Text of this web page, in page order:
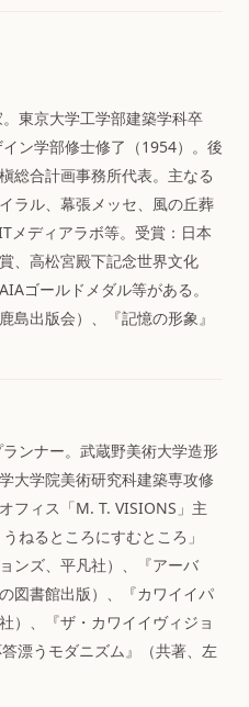
東京大学工学部建築学科卒
ン学部修士修了（1954）。後
総合計画事務所代表。主なる
ラル、幕張メッセ、風の丘葬
メディアラボ等。受賞：日本
、高松宮殿下記念世界文化
ゴールドメダル等がある。
島出版会）、『記憶の形象』
ンナー。武蔵野美術大学造形
大学院美術研究科建築専攻修
フィス「M. T. VISIONS」主
ねるところにすむところ」
ンズ、平凡社）、『アーバ
図書館出版）、『カワイイパ
）、『ザ・カワイイヴィジョ
漂うモダニズム』（共著、左